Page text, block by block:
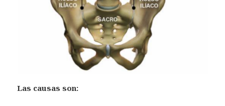
Las causas son: